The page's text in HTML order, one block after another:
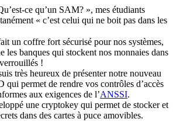
ce qu’un SAM? », mes étudiants
« c’est celui qui ne boit pas dans les
un coffre fort sécurisé pour nos systèmes,
les banques qui stockent nos monnaies dans
!
très heureux de présenter notre nouveau
permet de rendre vos contrôles d’accès
aux exigences de l’ANSSI.
une cryptokey qui permet de stocker et
dans des cartes à puce amovibles.